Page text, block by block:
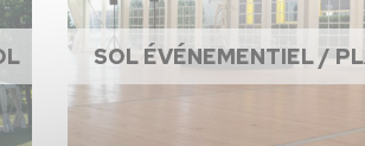
SOL ÉVÉNEMENTIEL /